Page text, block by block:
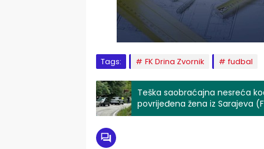
Tags: FK Drina Zvornik fudbal
Teška saobraćajna nesreća
povrijeđena žena iz Sarajeva